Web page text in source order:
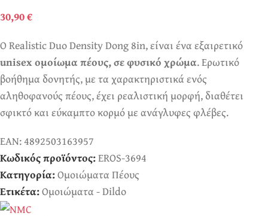
30,90€
Ο Realistic Duo Density Dong 8in, είναι ένα εξαιρετικό
unisex ομοίωμα πέους, σε φυσικό χρώμα. Ερωτικό
βοήθημα δονητής, με τα χαρακτηριστικά ενός
αληθοφανούς πέους, έχει ρεαλιστική μορφή, διαθέτει
σφικτό και εύκαμπτο κορμό με ανάγλυφες φλέβες.
EAN:4892503163957
Κωδικός προϊόντος:EROS-3694
Κατηγορία:Ομοιώματα Πέους
Ετικέτα:Ομοιώματα - Dildo